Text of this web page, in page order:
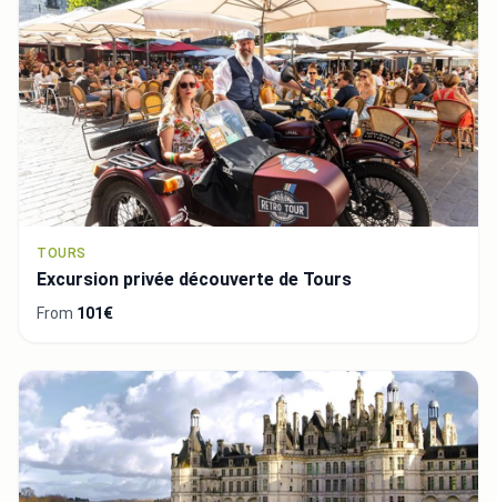
TOURS
Excursion privée découverte de Tours
From 101€